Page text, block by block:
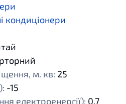
кондиціонери
м. кв: 25
-15
електроенергії): 0,7